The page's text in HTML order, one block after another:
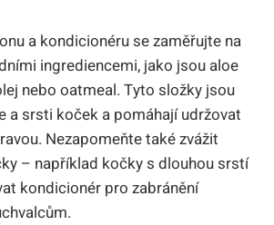
a kondicionéru se zaměřujte na
ingrediencemi, jako jsou aloe
nebo oatmeal. Tyto složky jsou
a srsti koček a pomáhají udržovat
Nezapomeňte také zvážit
– například kočky s dlouhou srstí
kondicionér pro zabránění